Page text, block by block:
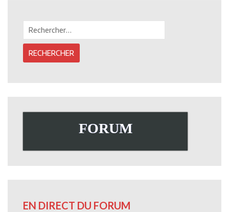
FORUM
EN DIRECT DU FORUM